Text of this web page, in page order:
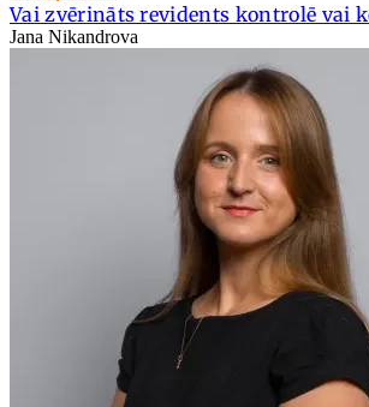
Vai zvērināts revidents kontrolē vai
Jana Nikandrova